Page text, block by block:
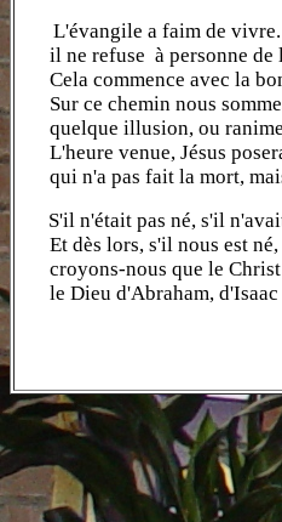
L'évangile a faim de vivre.
il ne refuse à personne de
Cela commence avec la
Sur ce chemin nous
quelque illusion, ou
L'heure venue, Jésus
qui n'a pas fait la mort,
S'il n'était pas né, s'il
Et dès lors, s'il nous est né,
croyons-nous que le Christ
le Dieu d'Abraham, d'Isaac